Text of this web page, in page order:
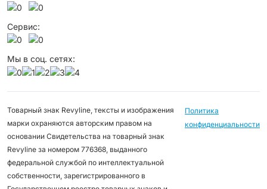
Сервис:
Мы в соц. сетях:
Товарный знак Revyline, тексты и изображения
марки охраняются авторским правом на
основании Свидетельства на товарный знак
Revyline за номером 776368, выданного
федеральной службой по интеллектуальной
собственности, зарегистрированного в
Политика
конфиденциальности